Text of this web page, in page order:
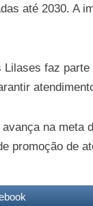
até 2030. A
faz
na
promoção de